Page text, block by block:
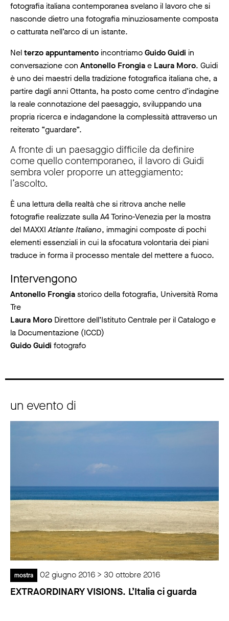
fotografia italiana contemporanea svelano il lavoro che si
nasconde dietro una fotografia minuziosamente composta
o catturata nell’arco di un istante.
Nelterzo appuntamento incontriamoGuido Guidi in
conversazione con Antonello Frongiae Laura Moro. Guidi
è uno dei maestri della tradizione fotografica italiana che, a
partire dagli anni Ottanta, ha posto come centro d’indagine
la reale connotazione del paesaggio, sviluppando una
propria ricerca e indagandone la complessità attraverso un
reiterato “guardare”.
A fronte di un paesaggio difficile da definire
come quello contemporaneo, il lavoro di Guidi
sembra voler proporre un atteggiamento:
l’ascolto.
È una lettura della realtà che si ritrova anche nelle
fotografie realizzate sulla A4 Torino-Venezia per la mostra
del MAXXIAtlante Italiano, immagini composte di pochi
elementi essenziali in cui la sfocatura volontaria dei piani
traduce in forma il processo mentale del mettere a fuoco.
Intervengono
Antonello Frongiastorico della fotografia, Università Roma
Tre
Laura Moro Direttore dell’Istituto Centrale per il Catalogo e
la Documentazione (ICCD)
Guido Guidi fotografo
un evento di
mostra 02 giugno 2016 > 30 ottobre 2016
EXTRAORDINARY VISIONS. L’Italia ci guarda